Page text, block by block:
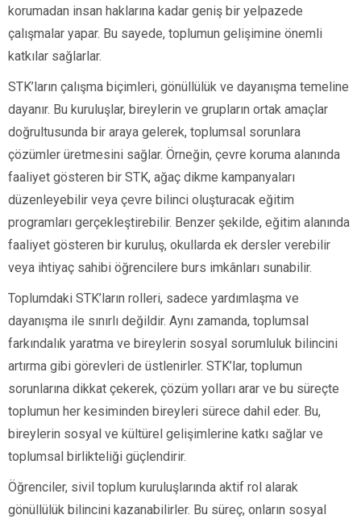
korumadan insan haklarına kadar geniş bir yelpazede
çalışmalar yapar. Bu sayede, toplumun gelişimine önemli
katkılar sağlarlar.
STK’ların çalışma biçimleri, gönüllülük ve dayanışma temeline
dayanır. Bu kuruluşlar, bireylerin ve grupların ortak amaçlar
doğrultusunda bir araya gelerek, toplumsal sorunlara
çözümler üretmesini sağlar. Örneğin, çevre koruma alanında
faaliyet gösteren bir STK, ağaç dikme kampanyaları
düzenleyebilir veya çevre bilinci oluşturacak eğitim
programları gerçekleştirebilir. Benzer şekilde, eğitim alanında
faaliyet gösteren bir kuruluş, okullarda ek dersler verebilir
veya ihtiyaç sahibi öğrencilere burs imkânları sunabilir.
Toplumdaki STK’ların rolleri, sadece yardımlaşma ve
dayanışma ile sınırlı değildir. Aynı zamanda, toplumsal
farkındalık yaratma ve bireylerin sosyal sorumluluk bilincini
artırma gibi görevleri de üstlenirler. STK’lar, toplumun
sorunlarına dikkat çekerek, çözüm yolları arar ve bu süreçte
toplumun her kesiminden bireyleri sürece dahil eder. Bu,
bireylerin sosyal ve kültürel gelişimlerine katkı sağlar ve
toplumsal birlikteliği güçlendirir.
Öğrenciler, sivil toplum kuruluşlarında aktif rol alarak
gönüllülük bilincini kazanabilirler. Bu süreç, onların sosyal